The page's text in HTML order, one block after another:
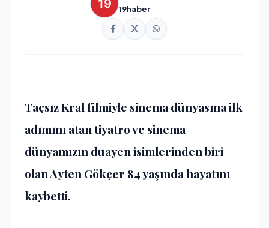
19haber
Taçsız Kral filmiyle sinema dünyasına ilk
adımını atan tiyatro ve sinema
dünyamızın duayen isimlerinden biri
olan Ayten Gökçer 84 yaşında hayatını
kaybetti.